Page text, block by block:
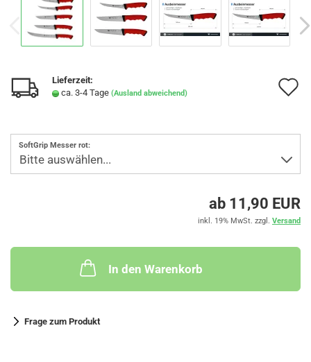
Lieferzeit:
ca. 3-4 Tage (Ausland abweichend)
SoftGrip Messer rot:
ab 11,90 EUR
inkl. 19% MwSt. zzgl. Versand
In den Warenkorb
Frage zum Produkt